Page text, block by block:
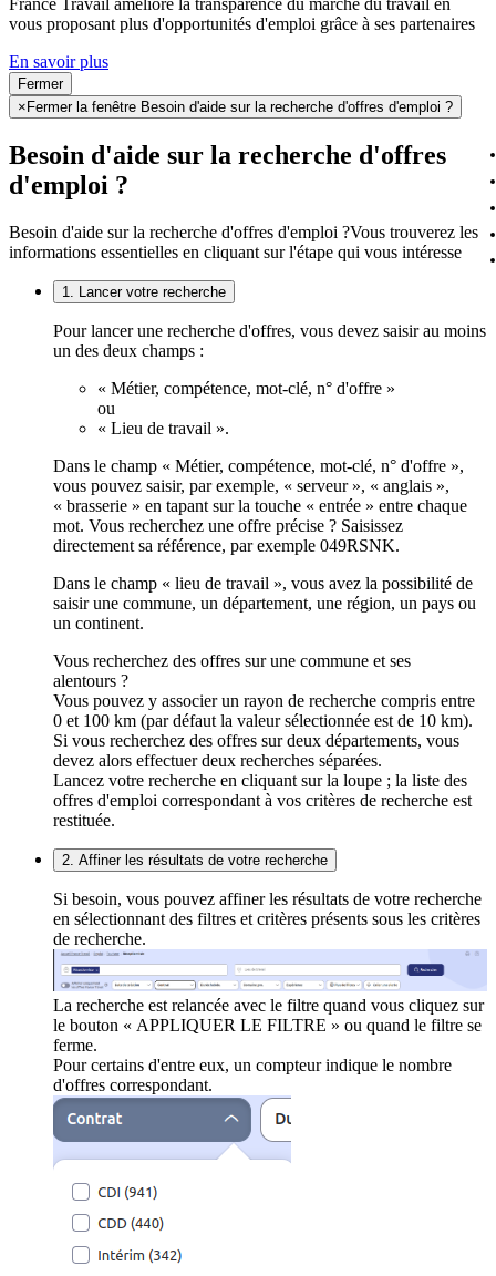
France Travail améliore la transparence du marché du travail en
vous proposant plus d'opportunités d'emploi grâce à ses partenaires
En savoir plus
Fermer
× Fermer la fenêtre Besoin d'aide sur la recherche d'offres d'emploi ?
Besoin d'aide sur la recherche d'offres
d'emploi ?
Besoin d'aide sur la recherche d'offres d'emploi ?Vous trouverez les
informations essentielles en cliquant sur l'étape qui vous intéresse
1. Lancer votre recherche
Pour lancer une recherche d'offres, vous devez saisir au moins
un des deux champs :
« Métier, compétence, mot-clé, n° d'offre »
ou
« Lieu de travail ».
Dans le champ « Métier, compétence, mot-clé, n° d'offre »,
vous pouvez saisir, par exemple, « serveur », « anglais »,
« brasserie » en tapant sur la touche « entrée » entre chaque
mot. Vous recherchez une offre précise ? Saisissez
directement sa référence, par exemple 049RSNK.
Dans le champ « lieu de travail », vous avez la possibilité de
saisir une commune, un département, une région, un pays ou
un continent.
Vous recherchez des offres sur une commune et ses
alentours ?
Vous pouvez y associer un rayon de recherche compris entre
0 et 100 km (par défaut la valeur sélectionnée est de 10 km).
Si vous recherchez des offres sur deux départements, vous
devez alors effectuer deux recherches séparées.
Lancez votre recherche en cliquant sur la loupe ; la liste des
offres d'emploi correspondant à vos critères de recherche est
restituée.
2. Affiner les résultats de votre recherche
Si besoin, vous pouvez affiner les résultats de votre recherche
en sélectionnant des filtres et critères présents sous les critères
de recherche.
La recherche est relancée avec le filtre quand vous cliquez sur
le bouton « APPLIQUER LE FILTRE » ou quand le filtre se
ferme.
Pour certains d'entre eux, un compteur indique le nombre
d'offres correspondant.